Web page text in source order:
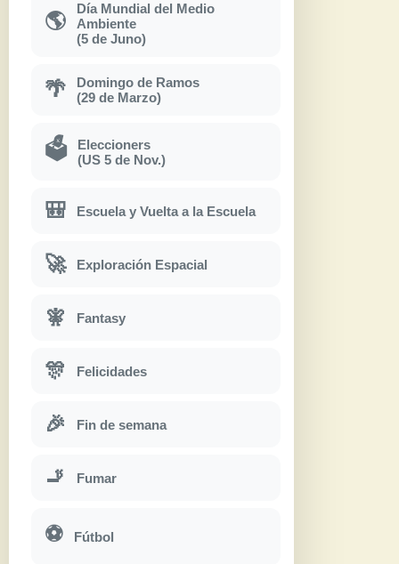
🌎
Día Mundial del Medio
Ambiente
(5 de Juno)
🌴
Domingo de Ramos
(29 de Marzo)
🗳
Eleccioners
(US 5 de Nov.)
🎒 Escuela y Vuelta a la Escuela
🚀 Exploración Espacial
🧚 Fantasy
🎊 Felicidades
🎉 Fin de semana
🚬 Fumar
⚽ Fútbol